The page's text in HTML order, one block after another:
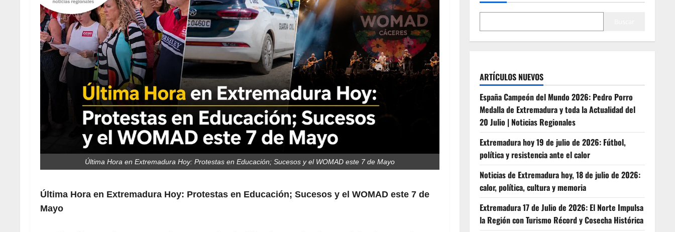
Última Hora en Extremadura Hoy: Protestas en Educación; Sucesos y el WOMAD este 7 de Mayo
Última Hora en Extremadura Hoy: Protestas en Educación; Sucesos y el WOMAD este 7 de
Mayo
ARTÍCULOS NUEVOS
España Campeón del Mundo 2026: Pedro Porro
Medalla de Extremadura y toda la Actualidad del
20 Julio | Noticias Regionales
Extremadura hoy 19 de julio de 2026: Fútbol,
política y resistencia ante el calor
Noticias de Extremadura hoy, 18 de julio de 2026:
calor, política, cultura y memoria
Extremadura 17 de Julio de 2026: El Norte Impulsa
la Región con Turismo Récord y Cosecha Histórica